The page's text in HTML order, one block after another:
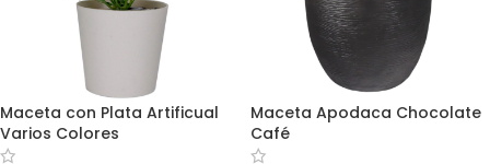
Maceta con Plata Artificual
Varios Colores
Maceta Apodaca Chocolate
Café